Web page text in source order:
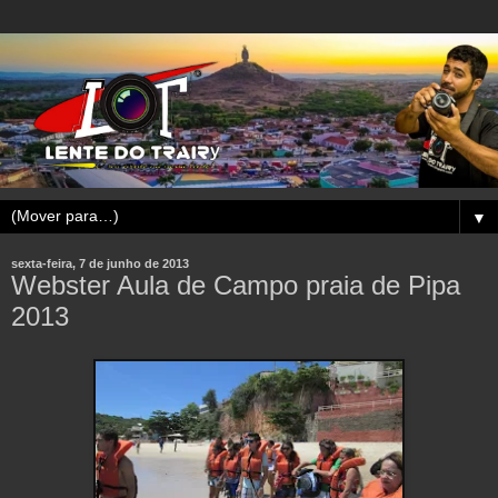
▼
sexta-feira, 7 de junho de 2013
Webster Aula de Campo praia de Pipa
2013